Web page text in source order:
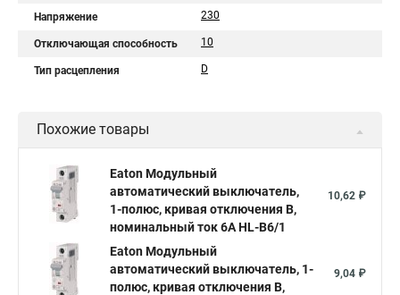
Напряжение 230
Отключающая способность 10
Тип расцепления D
Похожие товары
Eaton Модульный
автоматический выключатель,
1-полюс, кривая отключения B,
номинальный ток 6А HL-B6/1
10,62 ₽
Eaton Модульный
автоматический выключатель, 1-
полюс, кривая отключения B,
9,04 ₽